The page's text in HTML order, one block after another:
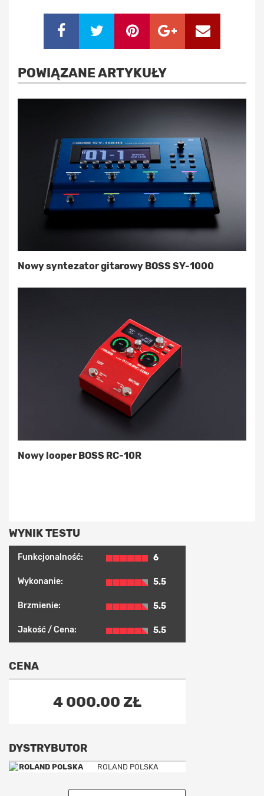
POWIĄZANE ARTYKUŁY
Nowy syntezator gitarowy BOSS SY-1000
Nowy looper BOSS RC-10R
WYNIK TESTU
Funkcjonalność: 6
Wykonanie: 5.5
Brzmienie: 5.5
Jakość / Cena: 5.5
CENA
4 000.00 ZŁ
DYSTRYBUTOR
ROLAND POLSKA